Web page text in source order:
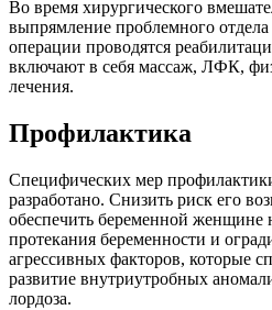
Во время хирургического
выпрямление проблемного
операции проводятся
включают в себя массаж, ЛФК,
лечения.
Профилактика
Специфических мер
разработано. Снизить риск его
обеспечить беременной женщине
протекания беременности и
агрессивных факторов, которые
развитие внутриутробных
лордоза.